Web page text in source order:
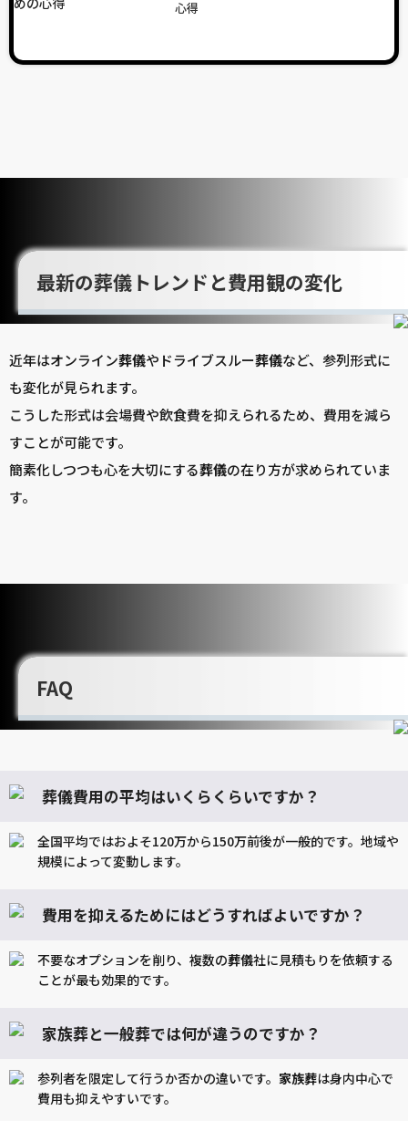
心得
最新の葬儀トレンドと費用観の変化
近年はオンライン葬儀やドライブスルー葬儀など、参列形式に
も変化が見られます。
こうした形式は会場費や飲食費を抑えられるため、費用を減ら
すことが可能です。
簡素化しつつも心を大切にする葬儀の在り方が求められていま
す。
FAQ
葬儀費用の平均はいくらくらいですか？
全国平均ではおよそ120万から150万前後が一般的です。地域や
規模によって変動します。
費用を抑えるためにはどうすればよいですか？
不要なオプションを削り、複数の葬儀社に見積もりを依頼する
ことが最も効果的です。
家族葬と一般葬では何が違うのですか？
参列者を限定して行うか否かの違いです。 家族葬は身内中心で
費用も抑えやすいです。